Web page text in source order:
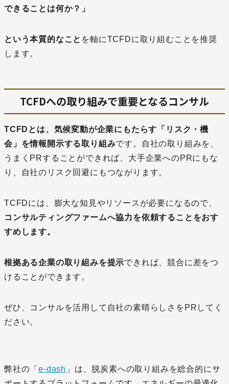
できることは何か？」
という本質的なこと を軸にTCFDに取り組むことを推奨
します。
TCFDへの取り組みで重要となるコンサル
TCFDとは、気候変動が企業にもたらす「リスク・機
会」を情報開示する取り組みです。自社の取り組みを、
うまくPRすることができれば、大手企業へのPRにもな
り、自社のリスク回避にもつながります。
TCFDには、膨大な知見やリソースが必要になるので、
コンサルティングファームへ協力を依頼することをおす
すめします。
根拠ある企業の取り組みを提示できれば、競合に差をつ
けることができます。
ぜひ、コンサルを活用して自社の素晴らしさをPRしてく
ださい。
弊社の「e-dash 」は、脱炭素への取り組みを総合的にサ